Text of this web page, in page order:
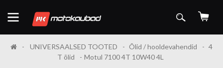
UNIVERSAALSED TOOTED Õlid / hooldevahendid
4
T õlid
Motul 7100 4T 10W40 4L